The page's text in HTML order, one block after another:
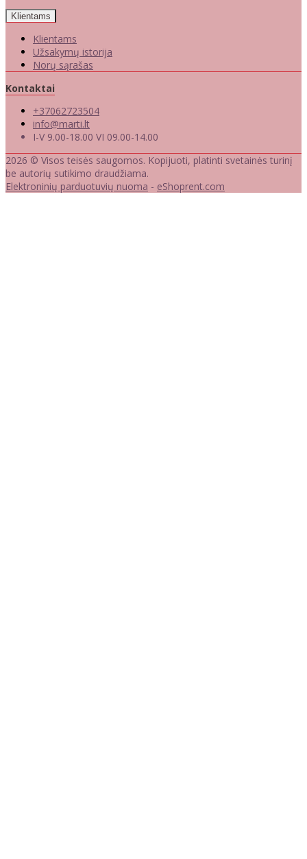
Klientams
Klientams
Užsakymų istorija
Norų sąrašas
Kontaktai
+37062723504
info@marti.lt
I-V 9.00-18.00 VI 09.00-14.00
2026 © Visos teisės saugomos. Kopijuoti, platinti svetainės turinį
be autorių sutikimo draudžiama.
Elektroninių parduotuvių nuoma - eShoprent.com